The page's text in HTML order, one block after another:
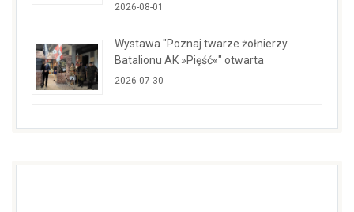
2026-08-01
Wystawa "Poznaj twarze żołnierzy
Batalionu AK »Pięść«" otwarta
2026-07-30